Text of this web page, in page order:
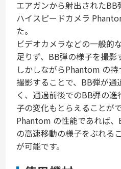
エアガンから射出された
ハイスピードカメラ
た。
ビデオカメラなどの一般的
足りず、BB弾の様子を撮影
しかしながらPhantom の
撮影することで、BB弾が通
く、通過前後でのBB弾の
子の変化もとらえることが
Phantom の性能であれば
の高速移動の様子をぶれる
が可能です。